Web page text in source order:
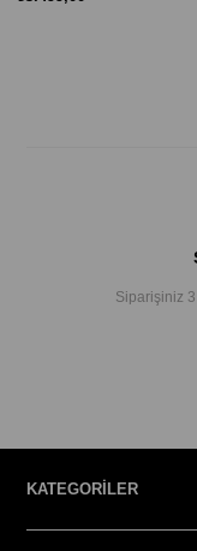
Siparişiniz
KATEGORİLER